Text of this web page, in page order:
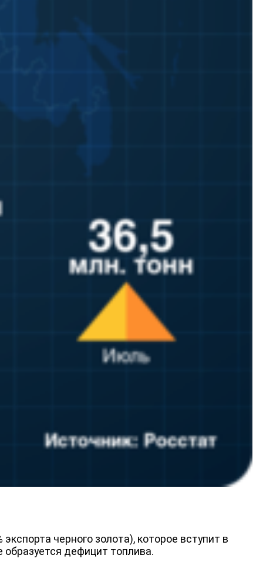
‎черного золота), которое вступит в
образуется дефицит топлива.